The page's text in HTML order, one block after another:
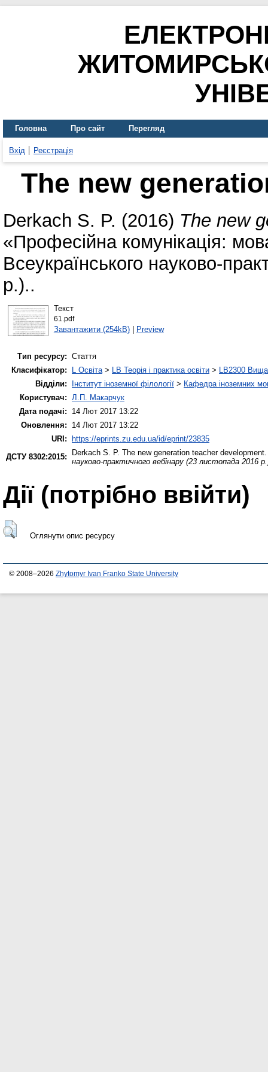
Головна Про сайт Перегляд
Вхід Реєстрація
The new
Derkach S. P. (2016) The new
«Професійна комунікація:
Всеукраїнського науково-
р.)..
Текст
61.pdf
Завантажити (254kB)| Preview
Тип ресурсу: Стаття
Класифікатор:
L Освіта> LB Теорія і практика освіти > LB2300 Вища
Відділи:
Інститут іноземної філології > Кафедра іноземних
Користувач: Л.П. Макарчук
Дата подачі:
14 Лют 2017 13:22
Оновлення:
14 Лют 2017 13:22
URI:
https://eprints.zu.edu.ua/id/eprint/23835
ДСТУ 8302:2015:
Derkach S. P. The new generation teacher
науково-практичного вебінару (23 листопада 2016
Дії ​​(потрібно ввійти)
Оглянути опис ресурсу
© 2008–2026 Zhytomyr Ivan Franko State University